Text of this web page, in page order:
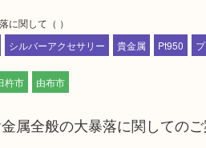
に関して（ ）
シルバーアクセサリー 貴金属 Pt950
杵市 由布市
属全般の大暴落に関してのご